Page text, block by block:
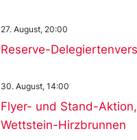
Reserve-
27. August, 20:00
Flyer- und Stand-
Wettstein-Hirzbrunnen
30. August, 14:00